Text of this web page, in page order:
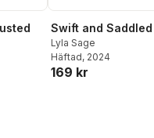
Totalt antal röster:
Swift and Saddled
Lyla Sage
Häftad, 2024
169 kr